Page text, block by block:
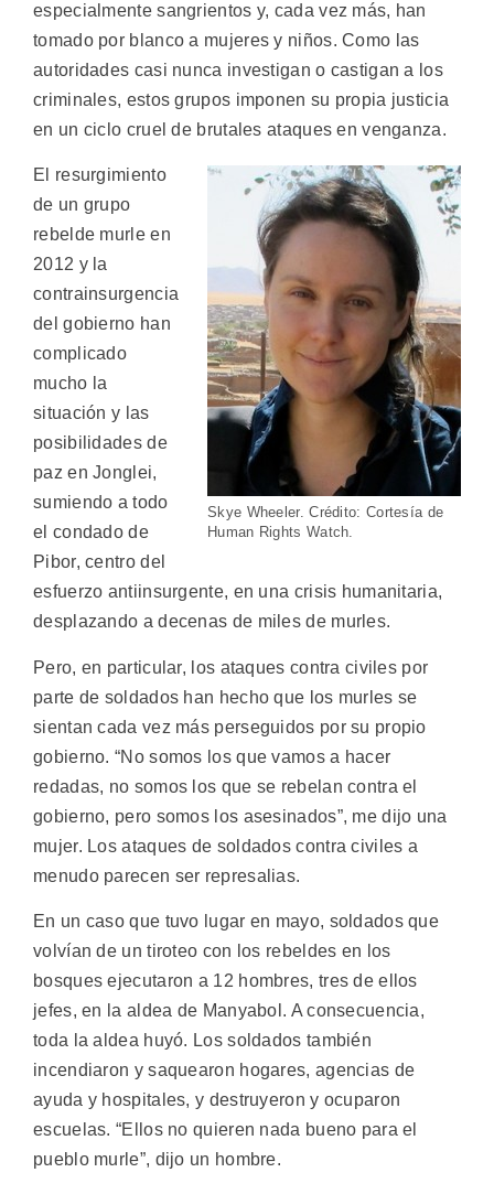
especialmente sangrientos y, cada vez más, han
tomado por blanco a mujeres y niños. Como las
autoridades casi nunca investigan o castigan a los
criminales, estos grupos imponen su propia justicia
en un ciclo cruel de brutales ataques en venganza.
Skye Wheeler. Crédito: Cortesía de
Human Rights Watch.
El resurgimiento
de un grupo
rebelde murle en
2012 y la
contrainsurgencia
del gobierno han
complicado
mucho la
situación y las
posibilidades de
paz en Jonglei,
sumiendo a todo
el condado de
Pibor, centro del
esfuerzo antiinsurgente, en una crisis humanitaria,
desplazando a decenas de miles de murles.
Pero, en particular, los ataques contra civiles por
parte de soldados han hecho que los murles se
sientan cada vez más perseguidos por su propio
gobierno. “No somos los que vamos a hacer
redadas, no somos los que se rebelan contra el
gobierno, pero somos los asesinados”, me dijo una
mujer. Los ataques de soldados contra civiles a
menudo parecen ser represalias.
En un caso que tuvo lugar en mayo, soldados que
volvían de un tiroteo con los rebeldes en los
bosques ejecutaron a 12 hombres, tres de ellos
jefes, en la aldea de Manyabol. A consecuencia,
toda la aldea huyó. Los soldados también
incendiaron y saquearon hogares, agencias de
ayuda y hospitales, y destruyeron y ocuparon
escuelas. “Ellos no quieren nada bueno para el
pueblo murle”, dijo un hombre.